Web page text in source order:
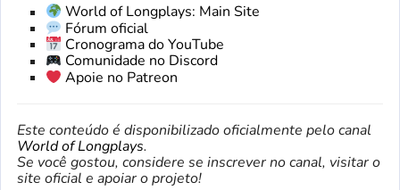
World of Longplays: Main Site
Fórum oficial
Cronograma do YouTube
Comunidade no Discord
Apoie no Patreon
Este conteúdo é disponibilizado oficialmente pelo canal
World of Longplays.
Se você gostou, considere se inscrever no canal, visitar o
site oficial e apoiar o projeto!